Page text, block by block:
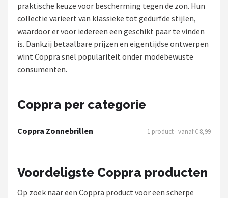
Polaroid
KIMU
Kingseven
Montuurtjevoorjou
Fako Fashion®
praktische keuze voor bescherming tegen de zon. Hun
collectie varieert van klassieke tot gedurfde stijlen,
waardoor er voor iedereen een geschikt paar te vinden
is. Dankzij betaalbare prijzen en eigentijdse ontwerpen
wint Coppra snel populariteit onder modebewuste
consumenten.
Coppra per categorie
Coppra Zonnebrillen 1 product · vanaf € 8,99
Voordeligste Coppra producten
Op zoek naar een Coppra product voor een scherpe